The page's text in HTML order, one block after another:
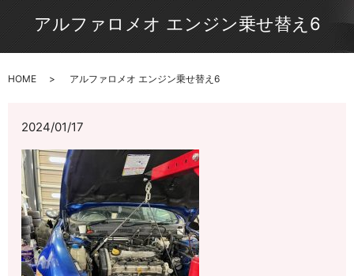
アルファロメオ エンジン乗せ替え6
HOME アルファロメオ エンジン乗せ替え6
2024/01/17